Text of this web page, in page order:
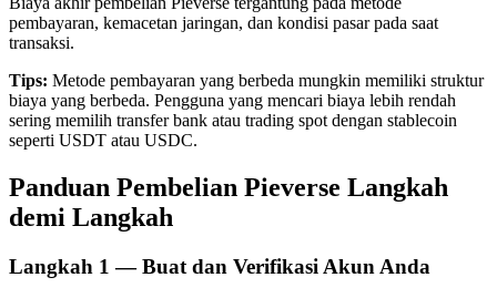
Raih keuntungan jangka panjang dan kepentingan fleksibel
pembayaran, kemacetan jaringan, dan kondisi pasar pada saat
transaksi.
Tips: Metode pembayaran yang berbeda mungkin memiliki struktur
biaya yang berbeda. Pengguna yang mencari biaya lebih rendah
sering memilih transfer bank atau trading spot dengan stablecoin
seperti USDT atau USDC.
Panduan Pembelian Pieverse Langkah
demi Langkah
Langkah 1 —Buat dan Verifikasi Akun Anda